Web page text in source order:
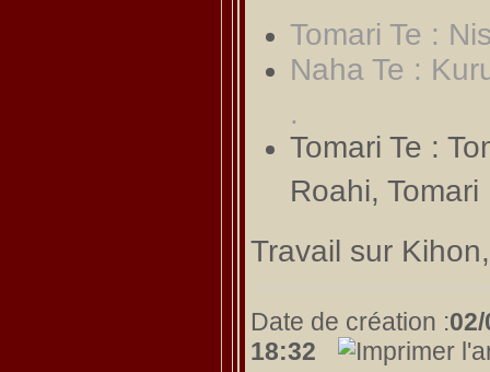
Tomari Te :
Naha Te :
Tomari Te :
Roahi,
Travail sur
Date de création :
18:32